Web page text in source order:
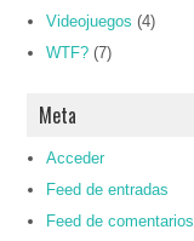
Videojuegos (4)
WTF? (7)
Meta
Acceder
Feed de entradas
Feed de comentarios